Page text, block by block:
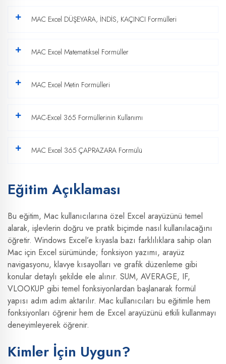
MAC Excel DÜŞEYARA, İNDİS, KAÇINCI Formülleri
MAC Excel Matematiksel Formüller
MAC Excel Metin Formülleri
MAC-Excel 365 Formüllerinin Kullanımı
MAC Excel 365 ÇAPRAZARA Formülü
Eğitim Açıklaması
Bu eğitim, Mac kullanıcılarına özel Excel arayüzünü temel
alarak, işlevlerin doğru ve pratik biçimde nasıl kullanılacağını
öğretir. Windows Excel’e kıyasla bazı farklılıklara sahip olan
Mac için Excel sürümünde; fonksiyon yazımı, arayüz
navigasyonu, klavye kısayolları ve grafik düzenleme gibi
konular detaylı şekilde ele alınır. SUM, AVERAGE, IF,
VLOOKUP gibi temel fonksiyonlardan başlanarak formül
yapısı adım adım aktarılır. Mac kullanıcıları bu eğitimle hem
fonksiyonları öğrenir hem de Excel arayüzünü etkili kullanmayı
deneyimleyerek öğrenir.
Kimler İçin Uygun?